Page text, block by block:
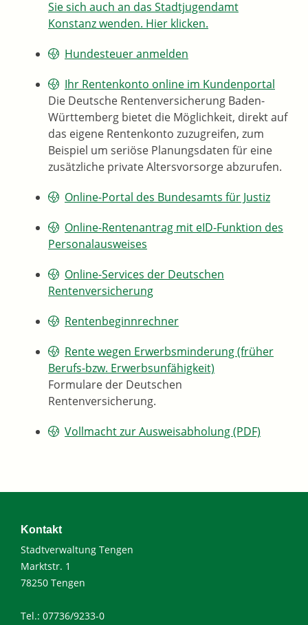
Sie sich auch an das Stadtjugendamt
Konstanz wenden. Hier klicken.
Hundesteuer anmelden
Ihr Rentenkonto online im Kundenportal
Die Deutsche Rentenversicherung Baden-
Württemberg bietet die Möglichkeit, direkt auf
das eigene Rentenkonto zuzugreifen, zum
Beispiel um seriöse Planungsdaten für eine
zusätzliche private Altersvorsorge abzurufen.
Online-Portal des Bundesamts für Justiz
Online-Rentenantrag mit eID-Funktion des
Personalausweises
Online-Services der Deutschen
Rentenversicherung
Rentenbeginnrechner
Rente wegen Erwerbsminderung (früher
Berufs-bzw. Erwerbsunfähigkeit)
Formulare der Deutschen
Rentenversicherung.
Vollmacht zur Ausweisabholung (PDF)
Kontakt
Stadtverwaltung Tengen
Marktstr. 1
78250 Tengen
Tel.: 07736/9233-0